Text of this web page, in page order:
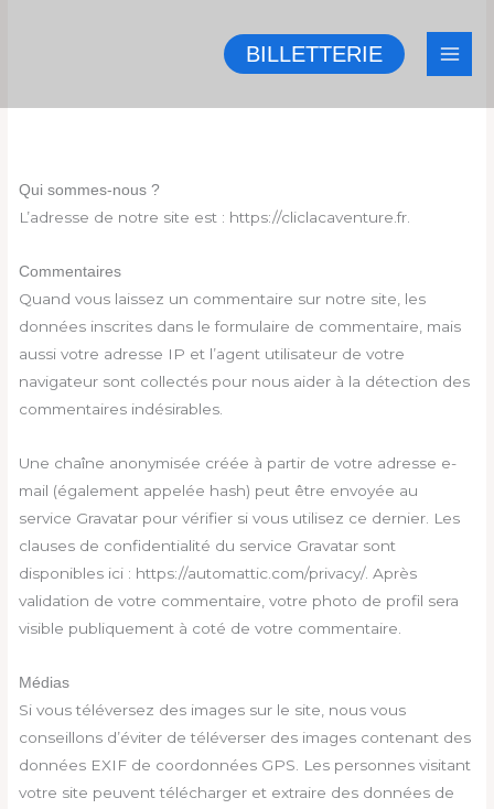
BILLETTERIE
Qui sommes-nous ?
L’adresse de notre site est : https://cliclacaventure.fr.
Commentaires
Quand vous laissez un commentaire sur notre site, les
données inscrites dans le formulaire de commentaire, mais
aussi votre adresse IP et l’agent utilisateur de votre
navigateur sont collectés pour nous aider à la détection des
commentaires indésirables.
Une chaîne anonymisée créée à partir de votre adresse e-
mail (également appelée hash) peut être envoyée au
service Gravatar pour vérifier si vous utilisez ce dernier. Les
clauses de confidentialité du service Gravatar sont
disponibles ici : https://automattic.com/privacy/. Après
validation de votre commentaire, votre photo de profil sera
visible publiquement à coté de votre commentaire.
Médias
Si vous téléversez des images sur le site, nous vous
conseillons d’éviter de téléverser des images contenant des
données EXIF de coordonnées GPS. Les personnes visitant
votre site peuvent télécharger et extraire des données de